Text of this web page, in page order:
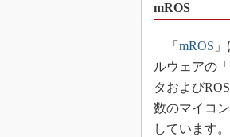
mROS
「 mROS
ルウェアの
タおよび
数のマイコ
しています。